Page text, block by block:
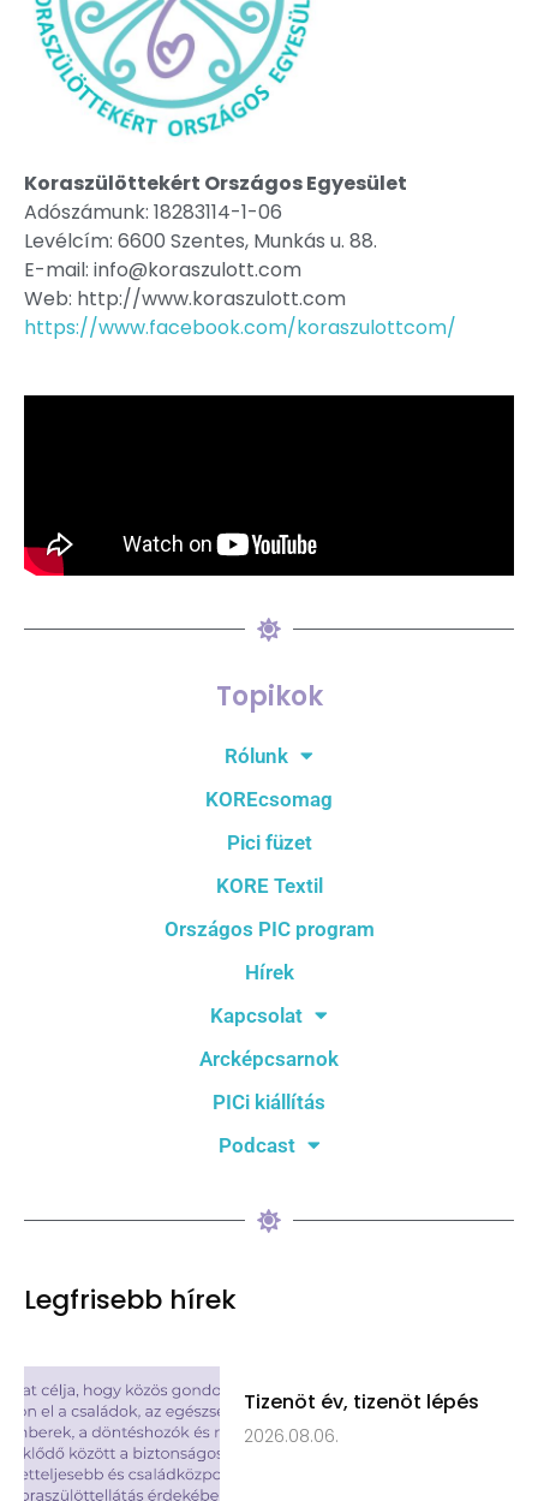
Koraszülöttekért Országos Egyesület
Adószámunk: 18283114-1-06
Levélcím: 6600 Szentes, Munkás u. 88.
E-mail: info@koraszulott.com
Web: http://www.koraszulott.com
https://www.facebook.com/koraszulottcom/
Topikok
Rólunk
KOREcsomag
Pici füzet
KORE Textil
Országos PIC program
Hírek
Kapcsolat
Arcképcsarnok
PICi kiállítás
Podcast
Legfrisebb hírek
Tizenöt év, tizenöt lépés
2026.08.06.